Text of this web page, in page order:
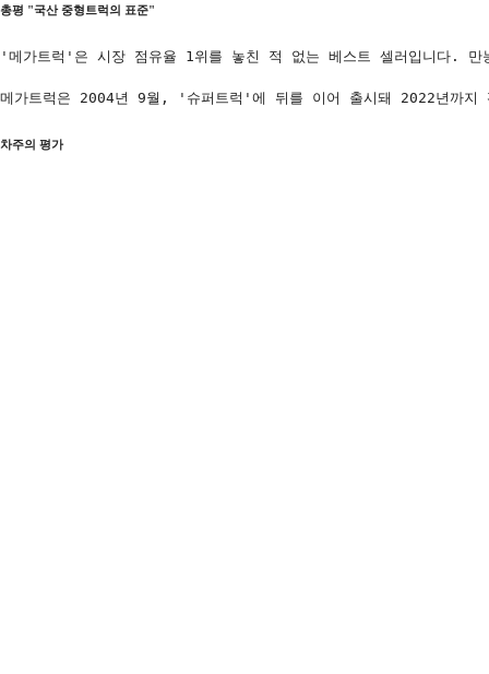
총평 "국산 중형트럭의 표준"
'메가트럭'은 시장 점유율 1위를 놓친 적 없는 베스트 셀러입니다. 만
메가트럭은 2004년 9월, '슈퍼트럭'에 뒤를 이어 출시돼 2022년까지
차주의 평가